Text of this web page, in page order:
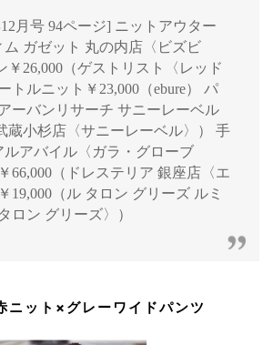
月号 94ページ] ニットアウター
ム ガゼット 丸の内店〈ビズビ
￥26,000（ゲストリスト〈レッド
トルニット￥23,000（ebure） パ
ーバンリサーチ サニーレーベル
蔵小杉店〈サニーレーベル〉） 手
ルアバイル〈ガラ・グローブ
66,000（ドレステリア 銀座店〈エ
19,000（ル タロン グリーズ ルミ
ロン グリーズ〉）
ニット×グレーワイドパンツ